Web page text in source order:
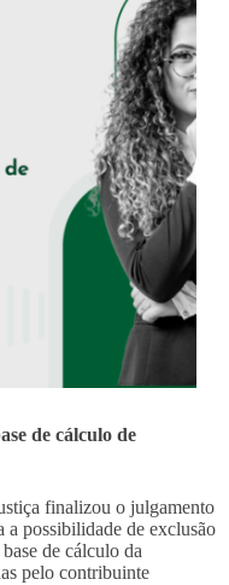
de cálculo de
finalizou o julgamento
a possibilidade de exclusão
de cálculo da
pelo contribuinte